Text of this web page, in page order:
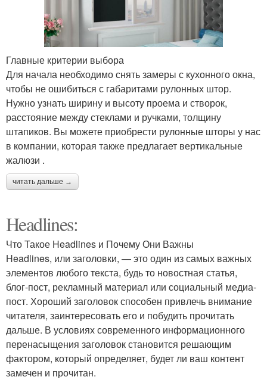
Главные критерии выбора
Для начала необходимо снять замеры с кухонного окна,
чтобы не ошибиться с габаритами рулонных штор.
Нужно узнать ширину и высоту проема и створок,
расстояние между стеклами и ручками, толщину
штапиков. Вы можете приобрести рулонные шторы у нас
в компании, которая также предлагает вертикальные
жалюзи .
читать дальше →
Headlines:
Что Такое Headlines и Почему Они Важны
Headlines, или заголовки, — это один из самых важных
элементов любого текста, будь то новостная статья,
блог-пост, рекламный материал или социальный медиа-
пост. Хороший заголовок способен привлечь внимание
читателя, заинтересовать его и побудить прочитать
дальше. В условиях современного информационного
перенасыщения заголовок становится решающим
фактором, который определяет, будет ли ваш контент
замечен и прочитан.